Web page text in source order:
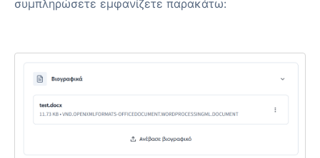
συμπληρώσετε εμφανίζετε παρακάτω: